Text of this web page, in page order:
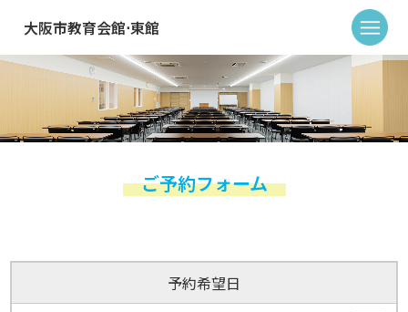
大阪市教育会館⋅東館
ご予約フォーム
予約希望日